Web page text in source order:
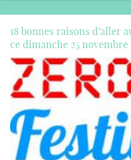
18 bonnes raisons d’aller
ce dimanche 25 novembre